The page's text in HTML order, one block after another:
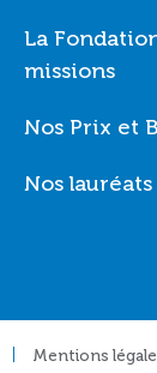
La
missions
Nos Prix et
Nos lauréats
Mentions